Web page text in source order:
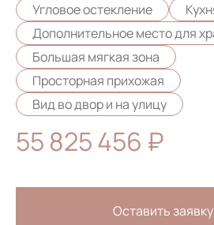
Угловое остекление
Дополнительное место для
Большая мягкая зона
Просторная прихожая
Вид во двор и на улицу
55 825 456 ₽
Оставить заявку